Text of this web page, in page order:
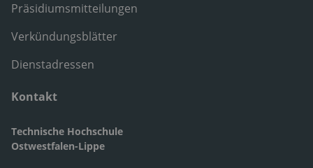
Präsidiumsmitteilungen
Verkündungsblätter
Dienstadressen
Kontakt
Technische Hochschule
Ostwestfalen-Lippe